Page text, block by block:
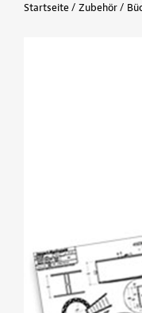
Startseite Zubehör